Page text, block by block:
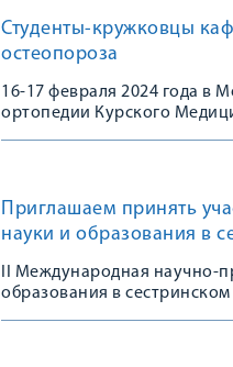
Студенты-кружковцы
остеопороза
16-17 февраля 2024 года в
ортопедии Курского
Приглашаем принять
науки и образования в
II Международная научно-
образования в